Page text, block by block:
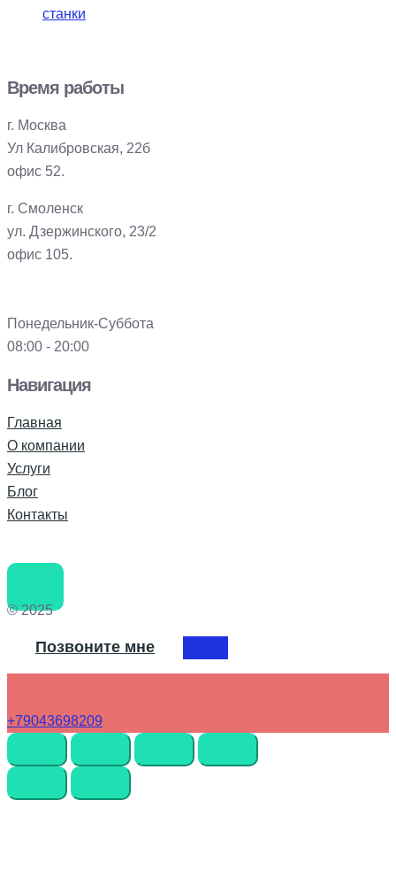
станки
Время работы
г. Москва
Ул Калибровская, 22б
офис 52.
г. Смоленск
ул. Дзержинского, 23/2
офис 105.
Понедельник-Суббота
08:00 - 20:00
Навигация
Главная
О компании
Услуги
Блог
Контакты
© 2025
Позвоните мне
+79043698209